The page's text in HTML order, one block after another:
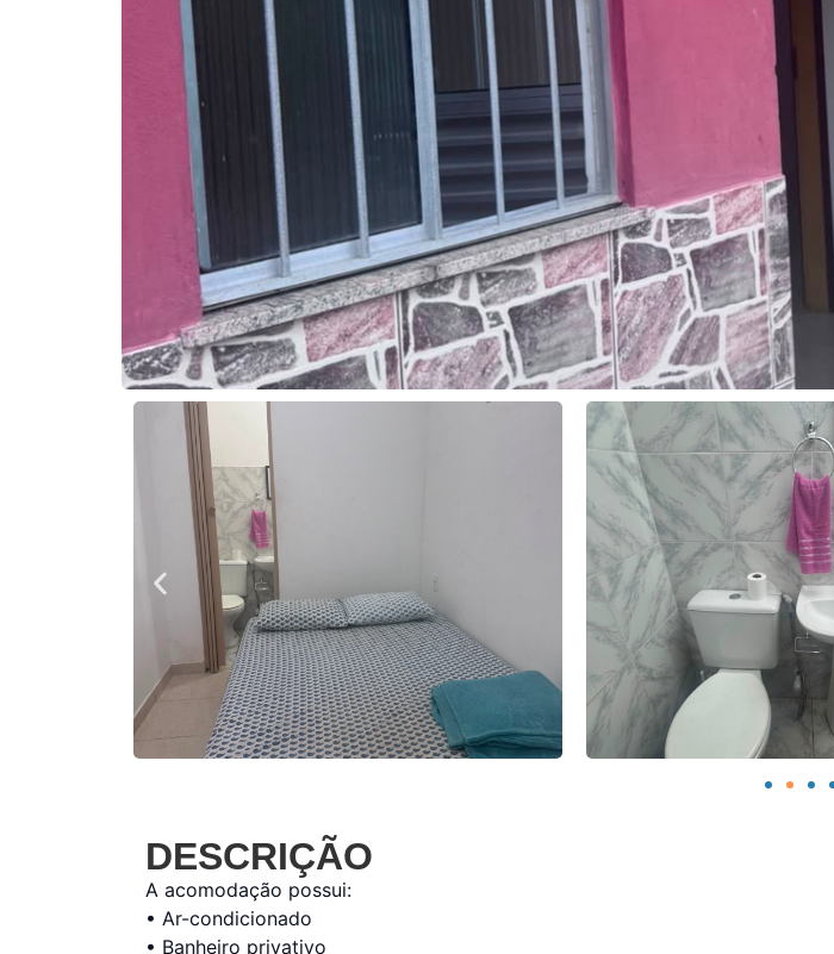
DESCRIÇÃO
A acomodação possui:
• Ar-condicionado
• Banheiro privativo